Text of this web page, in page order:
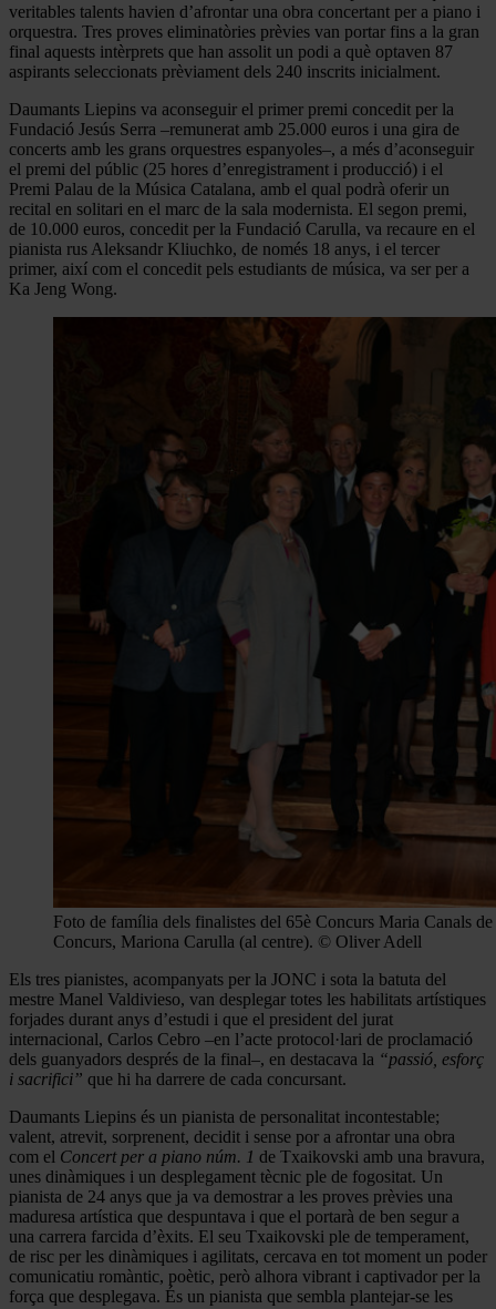
veritables talents havien d’afrontar una obra concertant per a piano i
orquestra. Tres proves eliminatòries prèvies van portar fins a la gran
final aquests intèrprets que han assolit un podi a què optaven 87
aspirants seleccionats prèviament dels 240 inscrits inicialment.
Daumants Liepins va aconseguir el primer premi concedit per la
Fundació Jesús Serra –remunerat amb 25.000 euros i una gira de
concerts amb les grans orquestres espanyoles–, a més d’aconseguir
el premi del públic (25 hores d’enregistrament i producció) i el
Premi Palau de la Música Catalana, amb el qual podrà oferir un
recital en solitari en el marc de la sala modernista. El segon premi,
de 10.000 euros, concedit per la Fundació Carulla, va recaure en el
pianista rus Aleksandr Kliuchko, de només 18 anys, i el tercer
primer, així com el concedit pels estudiants de música, va ser per a
Ka Jeng Wong.
Foto de família dels finalistes del 65è Concurs Maria Canals
Concurs, Mariona Carulla (al centre). © Oliver Adell
Els tres pianistes, acompanyats per la JONC i sota la batuta del
mestre Manel Valdivieso, van desplegar totes les habilitats artístiques
forjades durant anys d’estudi i que el president del jurat
internacional, Carlos Cebro –en l’acte protocol·lari de proclamació
dels guanyadors després de la final–, en destacava la “passió, esforç
i sacrifici” que hi ha darrere de cada concursant.
Daumants Liepins és un pianista de personalitat incontestable;
valent, atrevit, sorprenent, decidit i sense por a afrontar una obra
com el Concert per a piano núm. 1 de Txaikovski amb una bravura,
unes dinàmiques i un desplegament tècnic ple de fogositat. Un
pianista de 24 anys que ja va demostrar a les proves prèvies una
maduresa artística que despuntava i que el portarà de ben segur a
una carrera farcida d’èxits. El seu Txaikovski ple de temperament,
de risc per les dinàmiques i agilitats, cercava en tot moment un poder
comunicatiu romàntic, poètic, però alhora vibrant i captivador per la
força que desplegava. És un pianista que sembla plantejar-se les